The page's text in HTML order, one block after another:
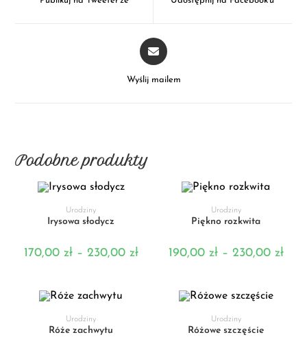
Wyślij mailem
Podobne produkty
WYBIERZ OPCJE
Urodziny
Irysowa słodycz
170,00 zł – 230,00 zł
WYBIERZ OPCJE
Urodziny
Piękno rozkwita
190,00 zł – 230,00 zł
WYBIERZ OPCJE
Urodziny
Róże zachwytu
WYBIERZ OPCJE
Urodziny
Różowe szczęście